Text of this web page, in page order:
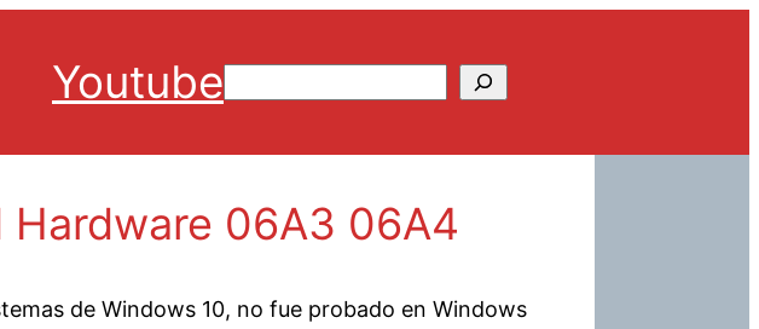
YoutubeBuscar
06A3 06A4
de Windows 10, no fue probado en Windows